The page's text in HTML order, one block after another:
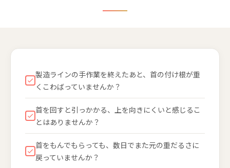
製造ラインの手作業を終えたあと、首の付け根が重
くこわばっていませんか？
首を回すと引っかかる、上を向きにくいと感じるこ
とはありませんか？
首をもんでもらっても、数日でまた元の重だるさに
戻っていませんか？